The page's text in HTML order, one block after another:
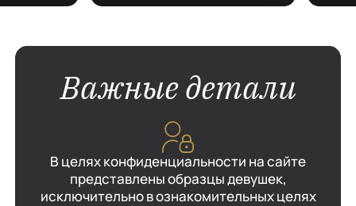
Важные детали
В целях конфиденциальности на сайте
представлены образцы девушек,
исключительно в ознакомительных целях